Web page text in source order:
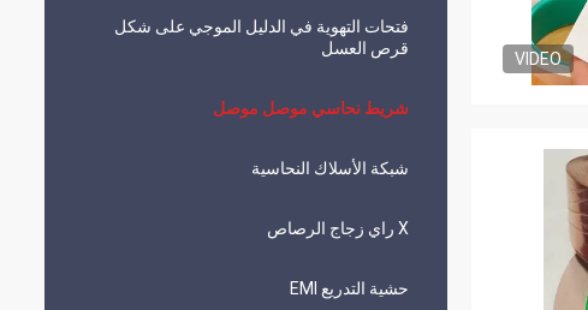
فتحات التهوية في الدليل الموجي على شكل
قرص العسل
شريط نحاسي موصل موصل
شبكة الأسلاك النحاسية
X راي زجاج الرصاص
حشية التدريع EMI
VIDEO